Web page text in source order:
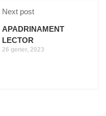
Next post
APADRINAMENT
LECTOR
26 gener, 2023